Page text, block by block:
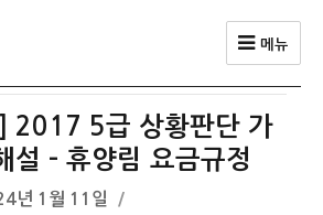
메뉴
] 2017 5급 상황판단 가
설 – 휴양림 요금규정
년 1월 11일